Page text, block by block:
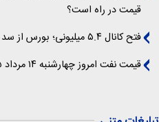
قیمت در راه است؟
فتح کانال ۵.۴ میلیونی؛ بورس از سد مقاومت کلیدی عبور کرد
قیمت نفت امروز چهارشنبه ۱۴ مرداد ۱۴۰۵